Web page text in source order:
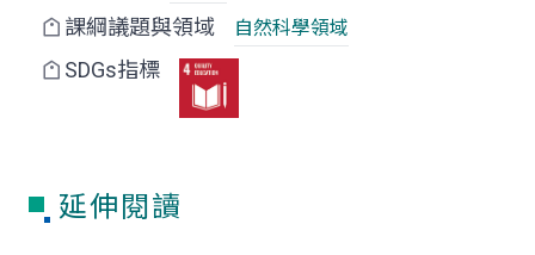
課綱議題與領域 自然科學領域
SDGs指標
延伸閱讀